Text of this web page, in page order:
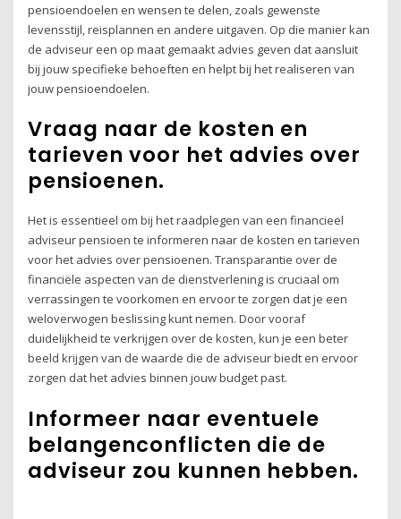
pensioendoelen en wensen te delen, zoals gewenste
levensstijl, reisplannen en andere uitgaven. Op die manier kan
de adviseur een op maat gemaakt advies geven dat aansluit
bij jouw specifieke behoeften en helpt bij het realiseren van
jouw pensioendoelen.
Vraag naar de kosten en
tarieven voor het advies over
pensioenen.
Het is essentieel om bij het raadplegen van een financieel
adviseur pensioen te informeren naar de kosten en tarieven
voor het advies over pensioenen. Transparantie over de
financiële aspecten van de dienstverlening is cruciaal om
verrassingen te voorkomen en ervoor te zorgen dat je een
weloverwogen beslissing kunt nemen. Door vooraf
duidelijkheid te verkrijgen over de kosten, kun je een beter
beeld krijgen van de waarde die de adviseur biedt en ervoor
zorgen dat het advies binnen jouw budget past.
Informeer naar eventuele
belangenconflicten die de
adviseur zou kunnen hebben.